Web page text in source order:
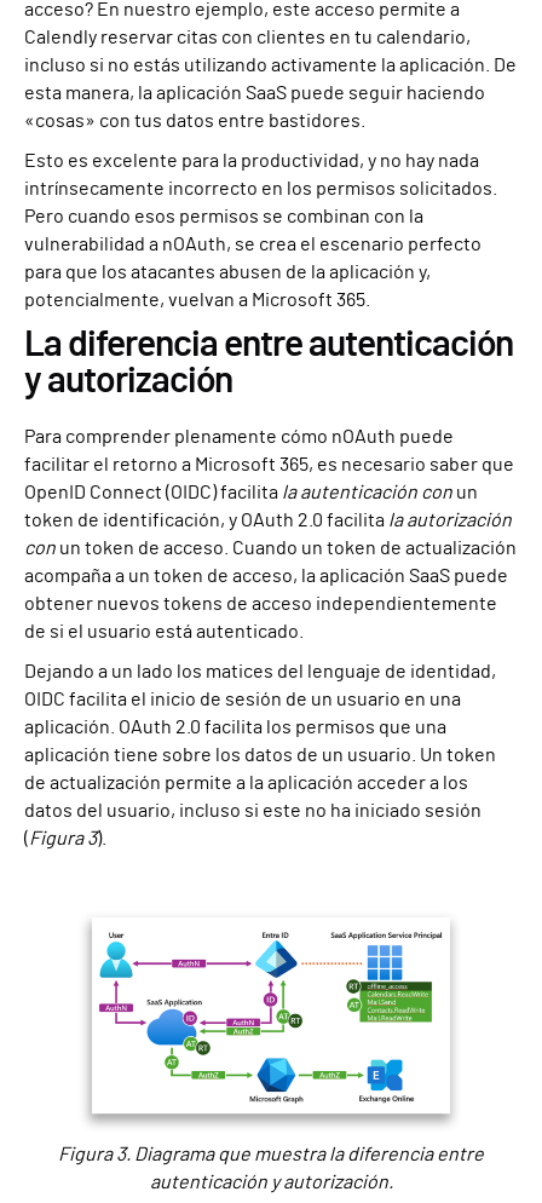
acceso? En nuestro ejemplo, este acceso permite a
Calendly reservar citas con clientes en tu calendario,
incluso si no estás utilizando activamente la aplicación. De
esta manera, la aplicación SaaS puede seguir haciendo
«cosas» con tus datos entre bastidores.
Esto es excelente para la productividad, y no hay nada
intrínsecamente incorrecto en los permisos solicitados.
Pero cuando esos permisos se combinan con la
vulnerabilidad a nOAuth, se crea el escenario perfecto
para que los atacantes abusen de la aplicación y,
potencialmente, vuelvan a Microsoft 365.
La diferencia entre autenticación
y autorización
Para comprender plenamente cómo nOAuth puede
facilitar el retorno a Microsoft 365, es necesario saber que
OpenID Connect (OIDC) facilita la autenticación con un
token de identificación, y OAuth 2.0 facilita la autorización
con un token de acceso. Cuando un token de actualización
acompaña a un token de acceso, la aplicación SaaS puede
obtener nuevos tokens de acceso independientemente
de si el usuario está autenticado.
Dejando a un lado los matices del lenguaje de identidad,
OIDC facilita el inicio de sesión de un usuario en una
aplicación. OAuth 2.0 facilita los permisos que una
aplicación tiene sobre los datos de un usuario. Un token
de actualización permite a la aplicación acceder a los
datos del usuario, incluso si este no ha iniciado sesión
(Figura 3).
Figura 3. Diagrama que muestra la diferencia entre
autenticación y autorización.